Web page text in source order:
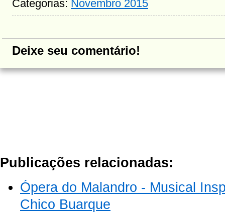
Categorias: Novembro 2015
Deixe seu comentário!
Publicações relacionadas:
Ópera do Malandro - Musical
Chico Buarque